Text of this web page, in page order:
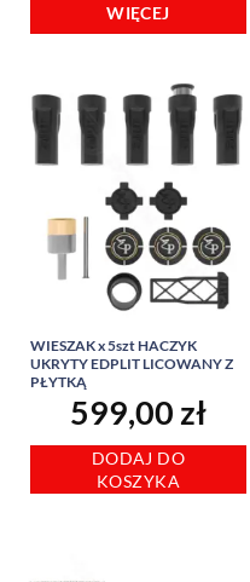
WIĘCEJ
WIESZAK x 5szt HACZYK
UKRYTY EDPLIT LICOWANY Z
PŁYTKĄ
599,00 zł
DODAJ DO
KOSZYKA